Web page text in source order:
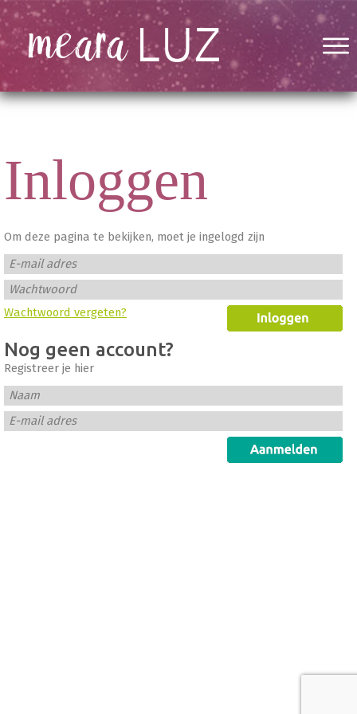
Inloggen
Om deze pagina te bekijken, moet je ingelogd zijn
E-mail adres
Wachtwoord
Wachtwoord vergeten?
Nog geen account?
Registreer je hier
Naam
E-mail adres